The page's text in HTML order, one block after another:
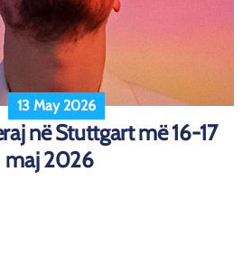
13 May 2026
në Stuttgart më 16-17
maj 2026